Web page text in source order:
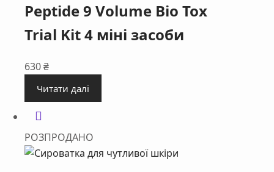
Peptide 9 Volume Bio Tox
Trial Kit 4 міні засоби
630₴
Читати далі
РОЗПРОДАНО